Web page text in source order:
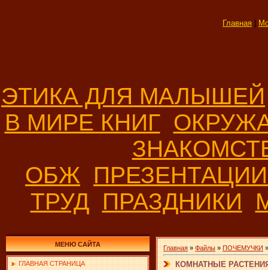
Главная
ЭТИКА ДЛЯ МАЛЫШЕЙ
В МИРЕ КНИГ
ОБЖ
ТРУД ПРАЗДНИКИ
МЕНЮ САЙТА
ГЛАВНАЯ СТРАНИЦА
Главная » Файлы » ПОЧЕМУЧКИ
КОМНАТНЫЕ